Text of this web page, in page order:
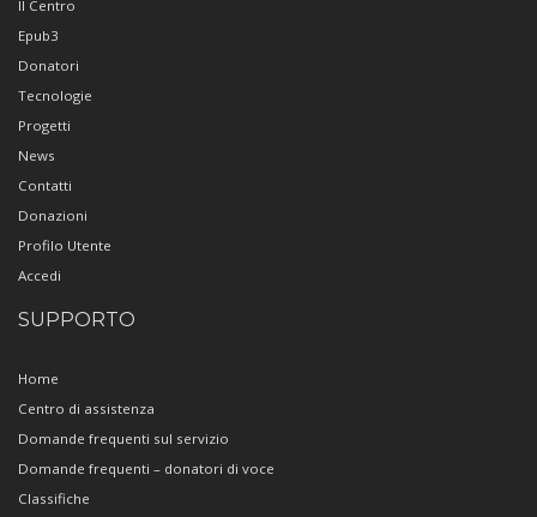
Il Centro
Epub3
Donatori
Tecnologie
Progetti
News
Contatti
Donazioni
Profilo Utente
Accedi
SUPPORTO
Home
Centro di assistenza
Domande frequenti sul servizio
Domande frequenti – donatori di voce
Classifiche